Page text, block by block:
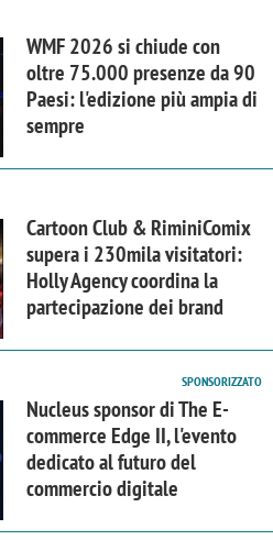
WMF 2026 si chiude con
oltre 75.000 presenze da 90
Paesi: l'edizione più ampia di
sempre
Cartoon Club & RiminiComix
supera i 230mila visitatori:
Holly Agency coordina la
partecipazione dei brand
SPONSORIZZATO
Nucleus sponsor di The E-
commerce Edge II, l'evento
dedicato al futuro del
commercio digitale